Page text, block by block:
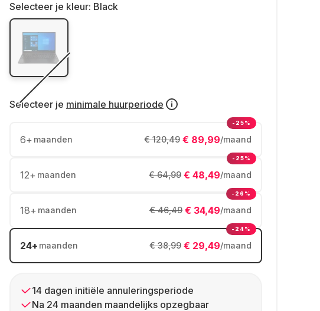
Selecteer je kleur: Black
Selecteer je minimale huurperiode
6+ maanden € 89,99/maand
€ 120,49
-25%
12+ maanden € 48,49/maand
€ 64,99
-25%
18+ maanden € 34,49/maand
€ 46,49
-26%
24+ maanden € 29,49/maand
€ 38,99
-24%
14 dagen initiële annuleringsperiode
Na 24 maanden maandelijks opzegbaar